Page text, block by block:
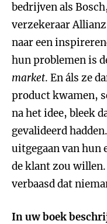
bedrijven als
verzekeraar
naar een
hun problemen is
market. En áls ze
product kwamen,
na het idee, bleek
gevalideerd
uitgegaan van hun
de klant zou willen.
verbaasd dat
In uw boek